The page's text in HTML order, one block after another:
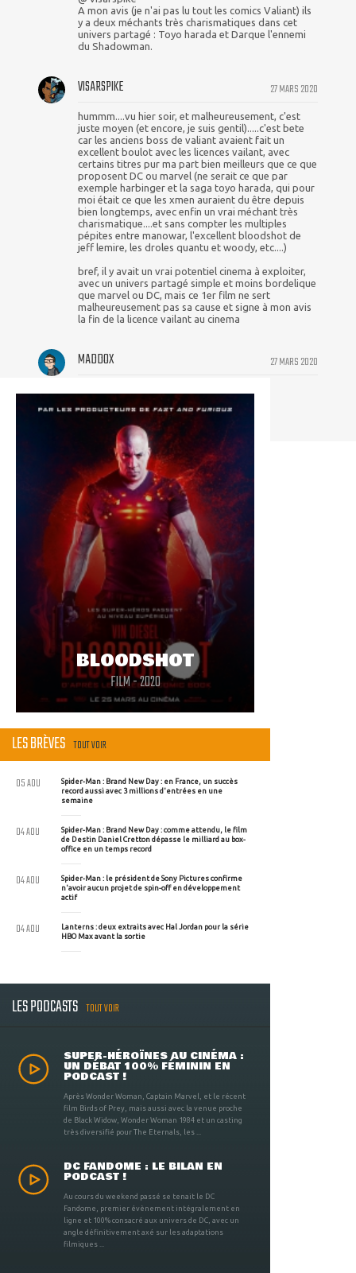
A mon avis (je n'ai pas lu tout les comics Valiant) ils
y a deux méchants très charismatiques dans cet
univers partagé : Toyo harada et Darque l'ennemi
du Shadowman.
27 MARS 2020
VISARSPIKE
hummm....vu hier soir, et malheureusement, c'est
juste moyen (et encore, je suis gentil).....c'est bete
car les anciens boss de valiant avaient fait un
excellent boulot avec les licences vailant, avec
certains titres pur ma part bien meilleurs que ce que
proposent DC ou marvel (ne serait ce que par
exemple harbinger et la saga toyo harada, qui pour
moi était ce que les xmen auraient du être depuis
bien longtemps, avec enfin un vrai méchant très
charismatique....et sans compter les multiples
pépites entre manowar, l'excellent bloodshot de
jeff lemire, les droles quantu et woody, etc....)
bref, il y avait un vrai potentiel cinema à exploiter,
avec un univers partagé simple et moins bordelique
que marvel ou DC, mais ce 1er film ne sert
malheureusement pas sa cause et signe à mon avis
la fin de la licence vailant au cinema
27 MARS 2020
MADDOX
BLOODSHOT
FILM - 2020
LES BRÈVES TOUT VOIR
Spider-Man : Brand New Day : en France, un succès
record aussi avec 3 millions d'entrées en une
semaine
05 AOU
Spider-Man : Brand New Day : comme attendu, le film
de Destin Daniel Cretton dépasse le milliard au box-
office en un temps record
04 AOU
Spider-Man : le président de Sony Pictures confirme
n'avoir aucun projet de spin-off en développement
actif
04 AOU
Lanterns : deux extraits avec Hal Jordan pour la série
HBO Max avant la sortie
04 AOU
LES PODCASTS TOUT VOIR
SUPER-HÉROÏNES AU CINÉMA :
UN DÉBAT 100% FÉMININ EN
PODCAST !
Après Wonder Woman, Captain Marvel, et le récent
film Birds of Prey, mais aussi avec la venue proche
de Black Widow, Wonder Woman 1984 et un casting
très diversifié pour The Eternals, les ...
DC FANDOME : LE BILAN EN
PODCAST !
Au cours du weekend passé se tenait le DC
Fandome, premier évènement intégralement en
ligne et 100% consacré aux univers de DC, avec un
angle définitivement axé sur les adaptations
filmiques ...